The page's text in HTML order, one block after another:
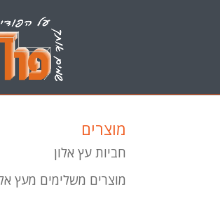
מוצרים
חביות עץ אלון
מוצרים משלימים מעץ